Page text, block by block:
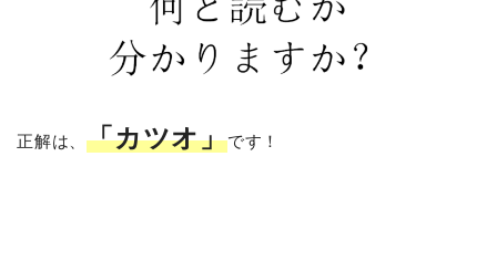
正解は、「カツオ」です！